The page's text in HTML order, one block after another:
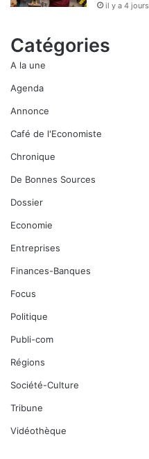
il y a 4 jours
Catégories
A la une
Agenda
Annonce
Café de l'Economiste
Chronique
De Bonnes Sources
Dossier
Economie
Entreprises
Finances-Banques
Focus
Politique
Publi-com
Régions
Société-Culture
Tribune
Vidéothèque